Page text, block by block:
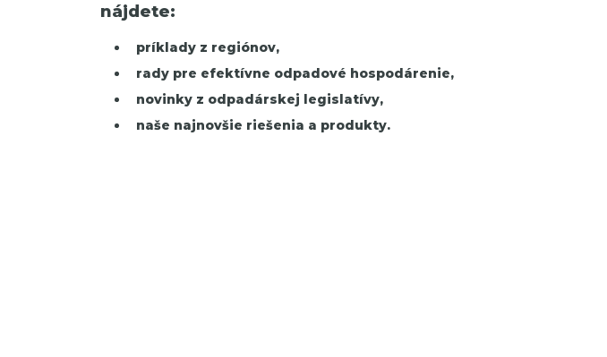
nájdete:
príklady z regiónov,
rady pre efektívne odpadové hospodárenie,
novinky z odpadárskej legislatívy,
naše najnovšie riešenia a produkty.